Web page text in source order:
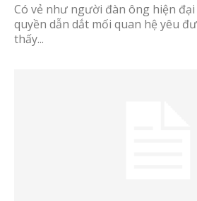
Có vẻ như người đàn ông hiện
quyền dẫn dắt mối quan hệ yêu
thấy...